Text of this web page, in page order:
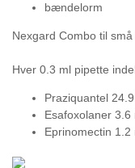
bændelorm
Nexgard Combo til
Hver 0.3 ml pipette
Praziquantel
Esafoxolaner 3.6
Eprinomectin 1.2